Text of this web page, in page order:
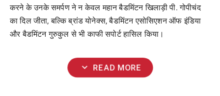
करने के उनके समर्पण ने न केवल महान बैडमिंटन खिलाड़ी पी. गोपीचंद
का दिल जीता, बल्कि ब्रांड योनेक्स, बैडमिंटन एसोसिएशन ऑफ इंडिया
और बैडमिंटन गुरुकुल से भी काफी सपोर्ट हासिल किया।
expand_more READ MORE